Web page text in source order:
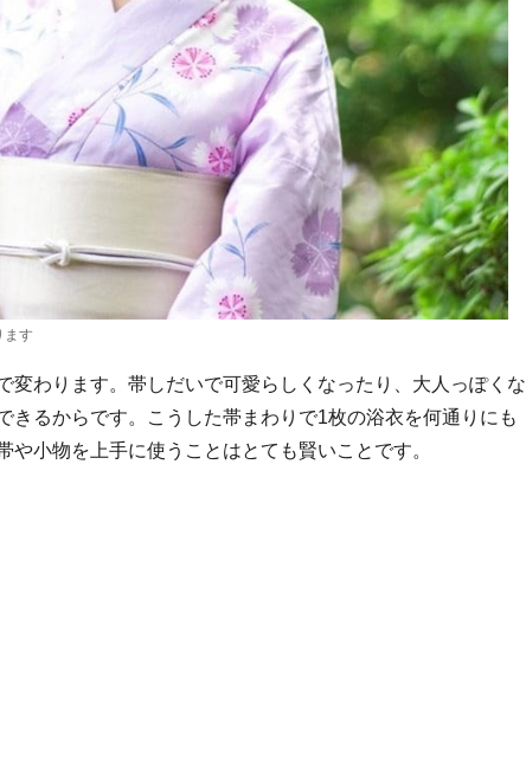
ます
変わります。帯しだいで可愛らしくなったり、大人っぽくな
きるからです。こうした帯まわりで1枚の浴衣を何通りにも
小物を上手に使うことはとても賢いことです。